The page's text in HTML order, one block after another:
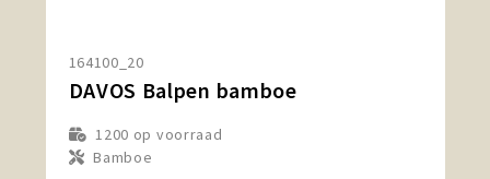
164100_20
DAVOS Balpen bamboe
1200 op voorraad
Bamboe